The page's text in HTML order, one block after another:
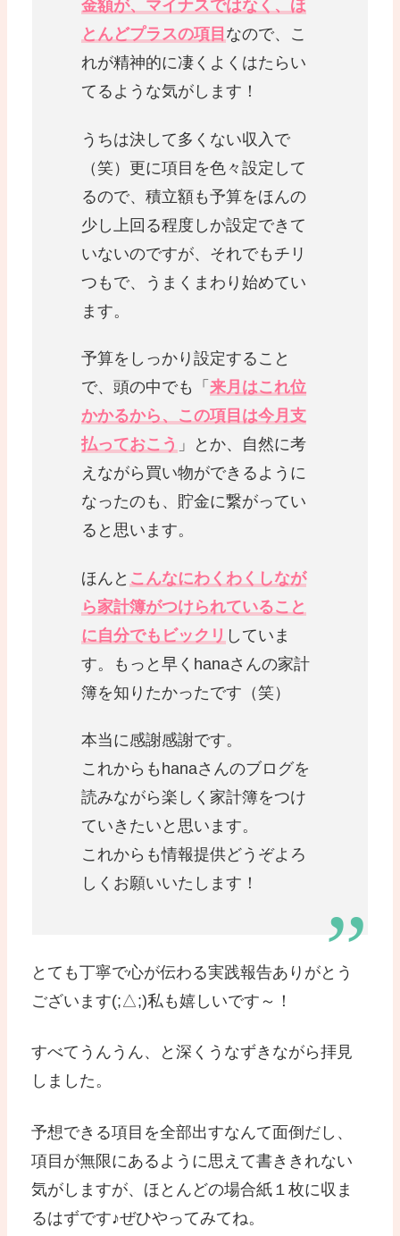
金額が、マイナスではなく、ほ
とんどプラスの項目 なので、こ
れが精神的に凄くよくはたらい
てるような気がします！
うちは決して多くない収入で
（笑）更に項目を色々設定して
るので、積立額も予算をほんの
少し上回る程度しか設定できて
いないのですが、それでもチリ
つもで、うまくまわり始めてい
ます。
予算をしっかり設定すること
で、頭の中でも「来月はこれ位
かかるから、この項目は今月支
払っておこう 」とか、自然に考
えながら買い物ができるように
なったのも、貯金に繋がってい
ると思います。
ほんと こんなにわくわくしなが
ら家計簿がつけられていること
に自分でもビックリ していま
す。もっと早くhanaさんの家計
簿を知りたかったです（笑）
本当に感謝感謝です。
これからもhanaさんのブログを
読みながら楽しく家計簿をつけ
ていきたいと思います。
これからも情報提供どうぞよろ
しくお願いいたします！
とても丁寧で心が伝わる実践報告ありがとう
ございます(;△;)私も嬉しいです～！
すべてうんうん、と深くうなずきながら拝見
しました。
予想できる項目を全部出すなんて面倒だし、
項目が無限にあるように思えて書ききれない
気がしますが、ほとんどの場合紙１枚に収ま
るはずです♪ぜひやってみてね。